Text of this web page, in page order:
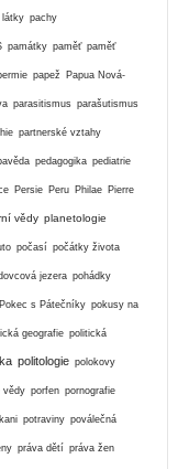
látky pachy
památky paměť paměť
papež Papua Nová-
parasitismus parašutismus
partnerské vztahy
pedagogika pediatrie
Persie Peru Philae Pierre
vědy planetologie
počasí počátky života
jezera pohádky
Pokec s Pátečníky pokusy na
geografie politická
politologie polokovy
vědy porfen pornografie
potraviny poválečná
práva dětí práva žen